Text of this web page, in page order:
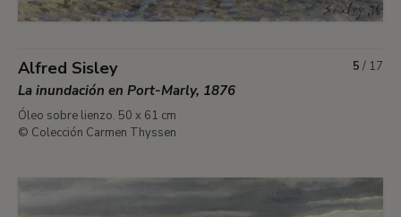
Alfred Sisley
La inundación en Port-Marly, 1876
Óleo sobre lienzo. 50 x 61 cm
© Colección Carmen Thyssen
5 / 17